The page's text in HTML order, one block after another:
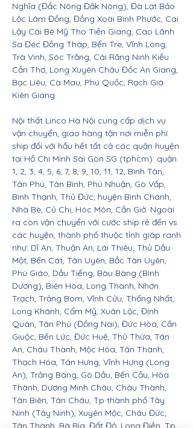
Nghĩa (Đắc Nông Đăk Nông), Đà Lạt Bảo
Lộc Lâm Đồng, Đồng Xoài Bình Phước, Cai
Lậy Cái Bè Mỹ Tho Tiền Giang, Cao Lãnh
Sa Đéc Đồng Tháp, Bến Tre, Vĩnh Long,
Trà Vinh, Sóc Trăng, Cái Răng Ninh Kiều
Cần Thơ, Long Xuyên Châu Đốc An Giang,
Bạc Liêu, Cà Mau, Phú Quốc, Rạch Giá
Kiên Giang.
Nội thất Linco Hà Nội cung cấp dịch vụ
vận chuyển, giao hàng tận nơi miễn phí
ship đối với hầu hết tất cả các quận huyện
tại Hồ Chí Minh Sài Gòn SG (tphcm): quận
1, 2, 3, 4, 5, 6, 7, 8, 9, 10, 11, 12, Bình Tân,
Tân Phú, Tân Bình, Phú Nhuận, Gò Vấp,
Bình Thạnh, Thủ Đức, huyện Bình Chánh,
Nhà Bè, Củ Chi, Hóc Môn, Cần Giờ. Ngoài
ra còn vận chuyển với cước ship rẻ đến vs
các huyện, thành phố thuộc tỉnh giáp ranh
như: Dĩ An, Thuận An, Lái Thiêu, Thủ Dầu
Một, Bến Cát, Tân Uyên, Bắc Tân Uyên,
Phú Giáo, Dầu Tiếng, Bàu Bàng (Bình
Dương), Biên Hòa, Long Thành, Nhơn
Trạch, Trảng Bom, Vĩnh Cửu, Thống Nhất,
Long Khánh, Cẩm Mỹ, Xuân Lộc, Định
Quán, Tân Phú (Đồng Nai), Đức Hòa, Cần
Giuộc, Bến Lức, Đức Huệ, Thủ Thừa, Tân
An, Châu Thành, Mộc Hóa, Tân Thành,
Thạch Hóa, Tân Hưng, Vĩnh Hưng (Long
An), Trảng Bàng, Gò Dầu, Bến Cầu, Hòa
Thành, Dương Minh Châu, Châu Thành,
Tân Biên, Tân Châu, Tp thành phố Tây
Ninh (Tây Ninh), Xuyên Mộc, Châu Đức,
Tân Thành, Bà Rịa, Đất Đỏ, Long Điền, Tp